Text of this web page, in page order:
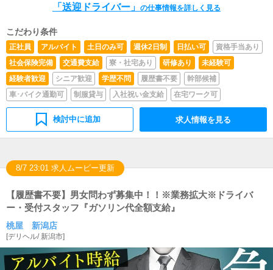
「送迎ドライバー」 の仕事情報を詳しく見る
こだわり条件
正社員 アルバイト 土日のみ可 週休2日制 日払い可
資格手当あり
社会保険完備
交通費支給 寮・社宅あり 研修あり
未経験可
経験者歓迎
シニア歓迎 学歴不問 履歴書不要
幹部候補
車･バイク通勤可
制服貸与 入社祝い金支給 在宅ワーク可
検討中に追加 求人情報を見る
8/7 23:01 求人ムービー更新
【履歴書不要】男女問わず募集中！！※業務拡大※ドライバ
ー・受付スタッフ『ガソリン代全額支給』
桃屋 新潟店
[デリヘル/ 新潟市]